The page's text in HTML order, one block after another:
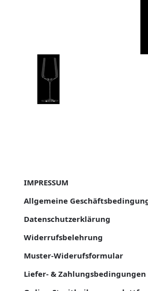
IMPRESSUM
Allgemeine
Datenschutzerklärung
Widerrufsbelehrung
Muster-Widerufsformular
Liefer- & Zahlungsbedingungen